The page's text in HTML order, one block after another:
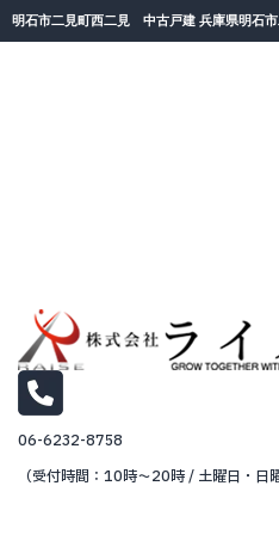
明石市二見町西二見 中古戸建 兵庫県明石
06-6232-8758
（受付時間：10時～20時 / 土曜日・日